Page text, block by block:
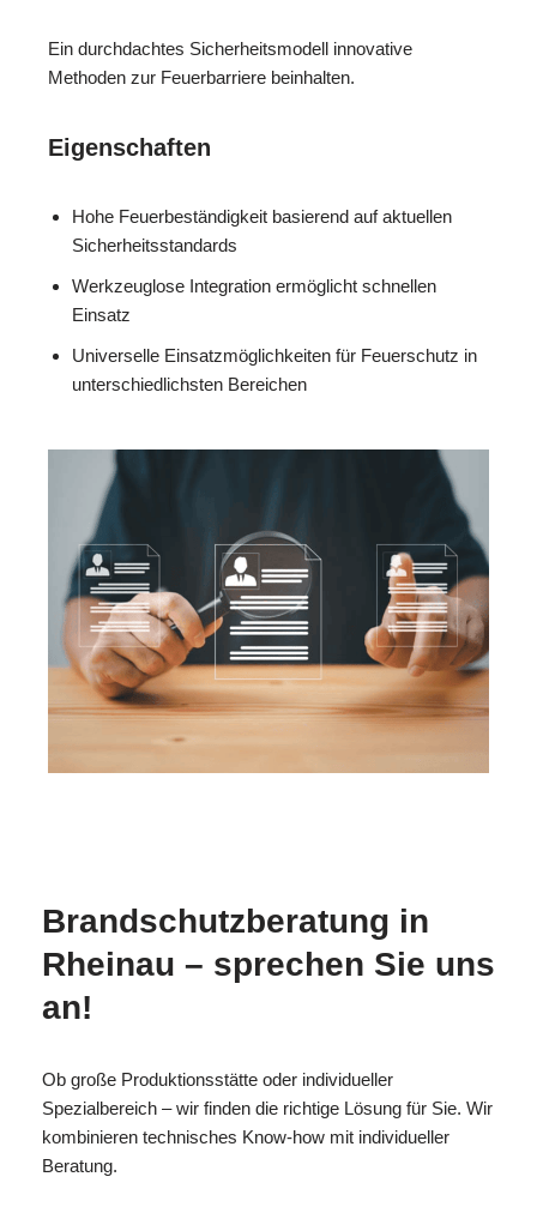
Ein durchdachtes Sicherheitsmodell innovative
Methoden zur Feuerbarriere beinhalten.
Eigenschaften
Hohe Feuerbeständigkeit basierend auf aktuellen
Sicherheitsstandards
Werkzeuglose Integration ermöglicht schnellen
Einsatz
Universelle Einsatzmöglichkeiten für Feuerschutz in
unterschiedlichsten Bereichen
Brandschutzberatung in
Rheinau – sprechen Sie uns
an!
Ob große Produktionsstätte oder individueller
Spezialbereich – wir finden die richtige Lösung für Sie. Wir
kombinieren technisches Know-how mit individueller
Beratung.